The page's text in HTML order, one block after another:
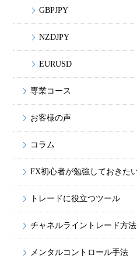
GBPJPY
NZDJPY
EURUSD
専業コース
お客様の声
コラム
FX初心者が勉強しておきた
トレードに役立つツール
チャネルライントレード方法
メンタルコントロール手法